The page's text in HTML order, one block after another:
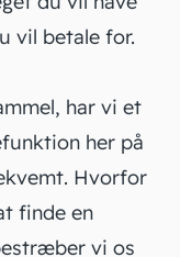
vil betale for.
har vi et
her på
Hvorfor
finde en
vi os